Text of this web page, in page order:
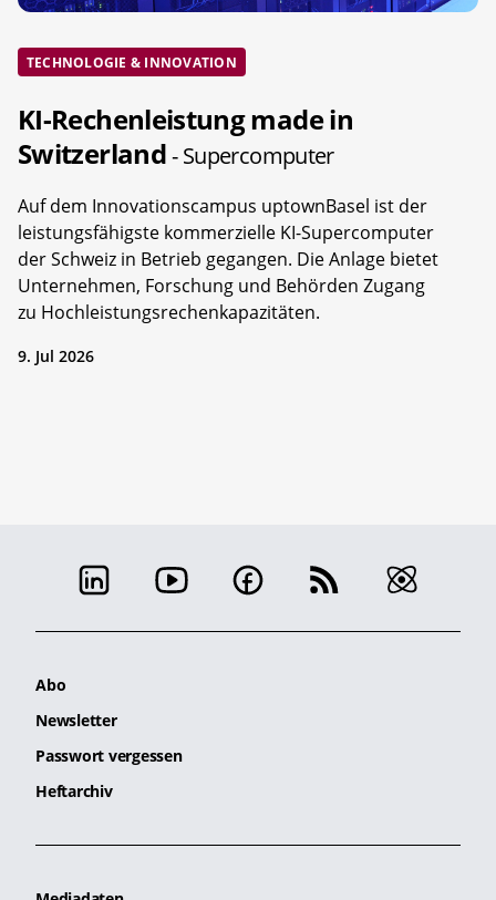
TECHNOLOGIE & INNOVATION
KI-Rechenleistung made in
Switzerland- Supercomputer
Auf dem Innovationscampus uptownBasel ist der
leistungsfähigste kommerzielle KI-Supercomputer
der Schweiz in Betrieb gegangen. Die Anlage bietet
Unternehmen, Forschung und Behörden Zugang
zu Hochleistungsrechenkapazitäten.
9. Jul 2026
Abo
Newsletter
Passwort vergessen
Heftarchiv